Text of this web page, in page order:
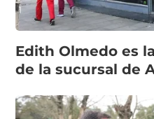
Edith Olmedo es
de la sucursal de